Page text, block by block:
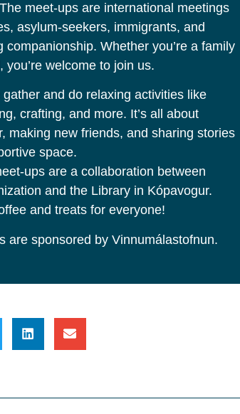
meet-ups are international meetings
asylum-seekers, immigrants, and
companionship. Whether you’re a family
you’re welcome to join us.
and do relaxing activities like
crafting, and more. It’s all about
making new friends, and sharing stories
space.
ups are a collaboration between
and the Library in Kópavogur.
and treats for everyone!
are sponsored by Vinnumálastofnun.